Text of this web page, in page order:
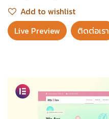
Add to wishlist
Live Preview​
ติดต่อเรา